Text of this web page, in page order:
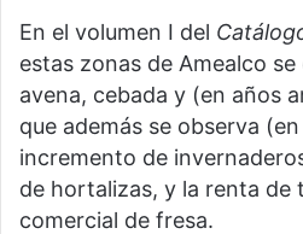
En el volumen I del
estas zonas de Amealco
avena, cebada y (en años
que además se observa
incremento de
de hortalizas, y la renta de
comercial de fresa.